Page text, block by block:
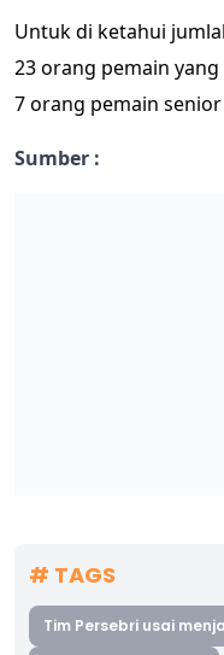
Untuk di ketahui
23 orang pemain
7 orang pemain
Sumber :
# TAGS
Tim Persebri usai